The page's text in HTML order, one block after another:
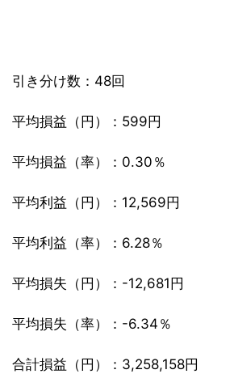
引き分け数：48回
平均損益（円）：599円
平均損益（率）：0.30％
平均利益（円）：12,569円
平均利益（率）：6.28％
平均損失（円）：-12,681円
平均損失（率）：-6.34％
合計損益（円）：3,258,158円